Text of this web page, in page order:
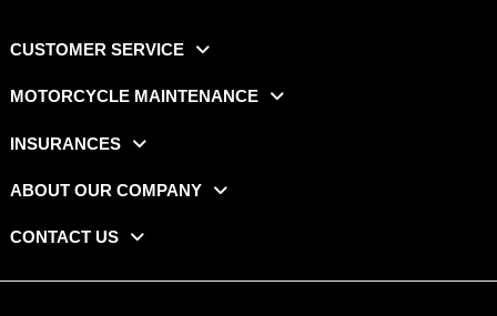
CUSTOMER SERVICE
MOTORCYCLE MAINTENANCE
INSURANCES
ABOUT OUR COMPANY
CONTACT US